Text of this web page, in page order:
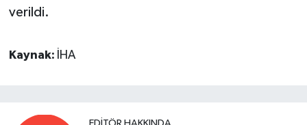
verildi.
Kaynak: İHA
EDITÖR HAKKINDA